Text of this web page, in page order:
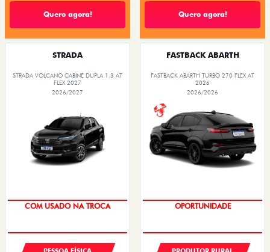
Quero agora! Quero agora!
STRADA
STRADA VOLCANO CABINE DUPLA 1.3 AT
FLEX 2027
2026/2027
COM USADO NA TROCA
FASTBACK ABARTH
FASTBACK ABARTH TURBO 270 FLEX AT
2026
2026/2026
OPORTUNIDADE